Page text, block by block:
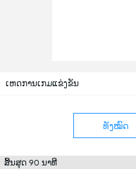
ເຫດການເກມແຂ່ງຂັນ
ທັງໝົດ
ສິ້ນສຸດ 90 ນາທີ